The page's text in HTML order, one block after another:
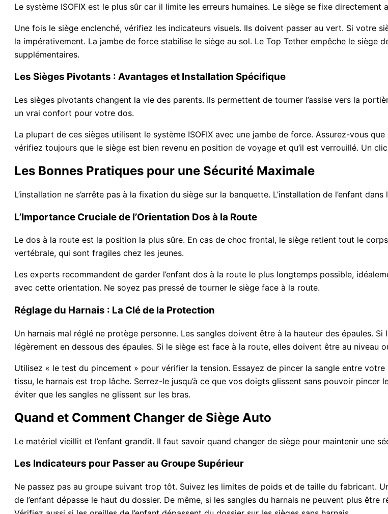
Le système ISOFIX est le plus sûr car il limite les erreurs humaines. Le siège se fixe
Une fois le siège enclenché, vérifiez les indicateurs visuels. Ils doivent passer au vert. Si votre
la impérativement. La jambe de force stabilise le siège au sol. Le Top Tether empêche le siège
supplémentaires.
Les Sièges Pivotants : Avantages et Installation Spécifique
Les sièges pivotants changent la vie des parents. Ils permettent de tourner l’assise vers la
un vrai confort pour votre dos.
La plupart de ces sièges utilisent le système ISOFIX avec une jambe de force. Assurez-vous
vérifiez toujours que le siège est bien revenu en position de voyage et qu’il est verrouillé. Un
Les Bonnes Pratiques pour une Sécurité Maximale
L’installation ne s’arrête pas à la fixation du siège sur la banquette. L’installation de l’enfant
L’Importance Cruciale de l’Orientation Dos à la Route
Le dos à la route est la position la plus sûre. En cas de choc frontal, le siège retient tout le
vertébrale, qui sont fragiles chez les jeunes.
Les experts recommandent de garder l’enfant dos à la route le plus longtemps possible,
avec cette orientation. Ne soyez pas pressé de tourner le siège face à la route.
Réglage du Harnais : La Clé de la Protection
Un harnais mal réglé ne protège personne. Les sangles doivent être à la hauteur des épaules.
légèrement en dessous des épaules. Si le siège est face à la route, elles doivent être au niveau
Utilisez « le test du pincement » pour vérifier la tension. Essayez de pincer la sangle entre
tissu, le harnais est trop lâche. Serrez-le jusqu’à ce que vos doigts glissent sans pouvoir
éviter que les sangles ne glissent sur les bras.
Quand et Comment Changer de Siège Auto
Le matériel vieillit et l’enfant grandit. Il faut savoir quand changer de siège pour maintenir une
Les Indicateurs pour Passer au Groupe Supérieur
Ne passez pas au groupe suivant trop tôt. Suivez les limites de poids et de taille du fabricant.
de l’enfant dépasse le haut du dossier. De même, si les sangles du harnais ne peuvent plus